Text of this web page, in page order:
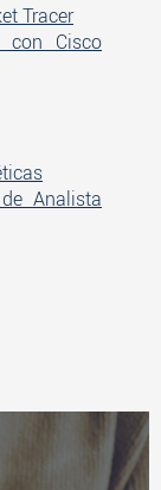
Tracer
con Cisco
Analista